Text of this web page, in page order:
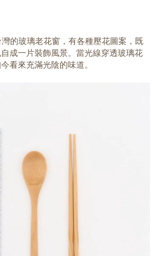
的玻璃老花窗，有各種壓花圖案，既
成一片裝飾風景。當光線穿透玻璃花
看來充滿光陰的味道。